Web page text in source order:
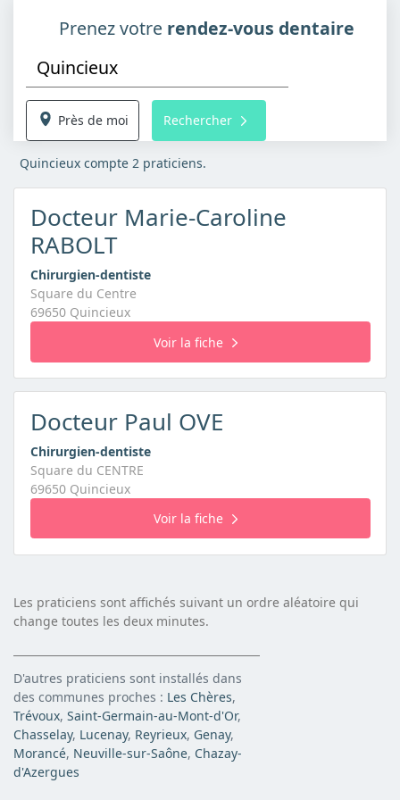
Prenez votre rendez-vous dentaire
Près de moi Rechercher
Quincieux compte 2 praticiens.
Docteur Marie-Caroline
RABOLT
Chirurgien-dentiste
Square du Centre
69650 Quincieux
Voir la fiche
Docteur Paul OVE
Chirurgien-dentiste
Square du CENTRE
69650 Quincieux
Voir la fiche
Les praticiens sont affichés suivant un ordre aléatoire qui
change toutes les deux minutes.
D'autres praticiens sont installés dans
des communes proches : Les Chères,
Trévoux, Saint-Germain-au-Mont-d'Or,
Chasselay, Lucenay, Reyrieux, Genay,
Morancé, Neuville-sur-Saône, Chazay-
d'Azergues